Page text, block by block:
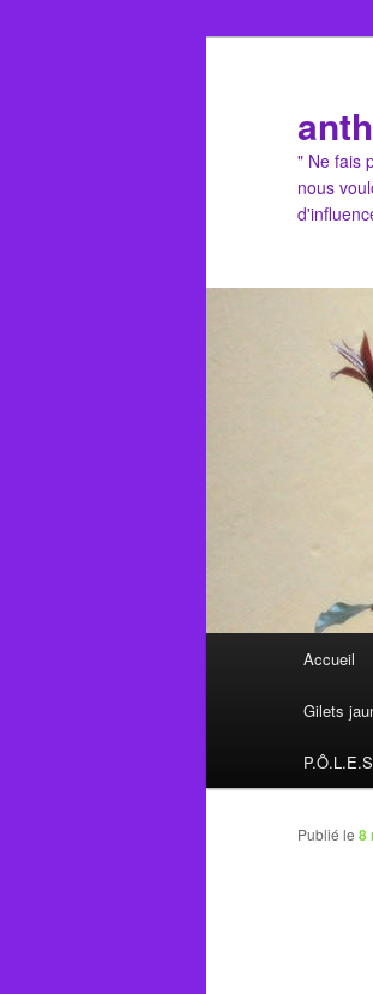
" Ne fais
nous
Accueil
Gilets
Publié le 8